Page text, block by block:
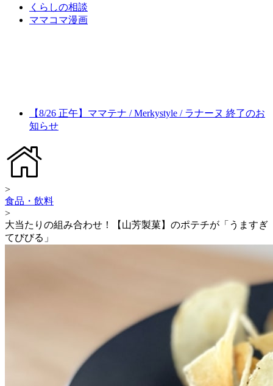
くらしの相談
ママコマ漫画
【8/26 正午】ママテナ / Merkystyle / ラナーヌ 終了のお
知らせ
>
食品・飲料
>
大当たりの組み合わせ！【山芳製菓】のポテチが「うますぎ
てびびる」